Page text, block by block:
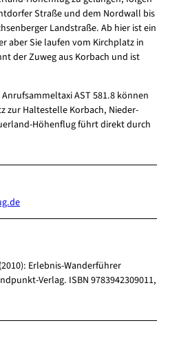
Straße und dem Nordwall bis
Landstraße. Ab hier ist ein
aber Sie laufen vom Kirchplatz in
der Zuweg aus Korbach und ist
AST 581.8 können
zur Haltestelle Korbach, Nieder-
Höhenflug führt direkt durch
Erlebnis-Wanderführer
Verlag. ISBN 9783942309011,